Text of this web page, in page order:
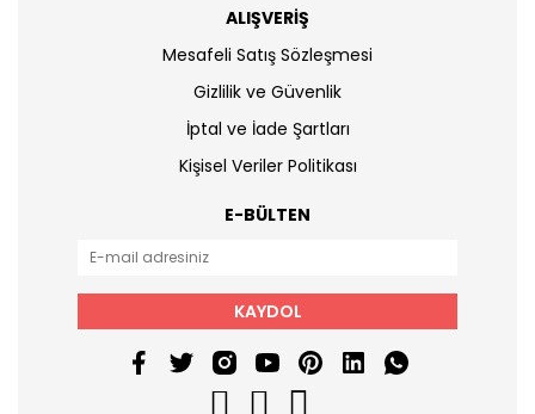
ALIŞVERİŞ
Mesafeli Satış Sözleşmesi
Gizlilik ve Güvenlik
İptal ve İade Şartları
Kişisel Veriler Politikası
E-BÜLTEN
KAYDOL